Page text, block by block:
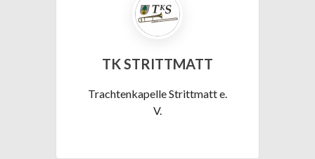
TK STRITTMATT
Trachtenkapelle Strittmatt e.
V.